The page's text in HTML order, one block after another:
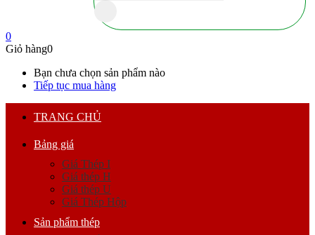
0
Giỏ hàng0
Bạn chưa chọn sản phẩm nào
Tiếp tục mua hàng
TRANG CHỦ
Bảng giá
Giá Thép I
Giá thép H
Giá thép U
Giá Thép Hộp
Sản phẩm thép